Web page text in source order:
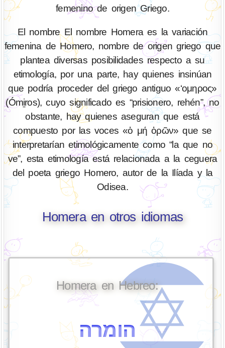
femenino de origen Griego.
El nombre El nombre Homera es la variación
femenina de Homero, nombre de origen griego que
plantea diversas posibilidades respecto a su
etimología, por una parte, hay quienes insinúan
que podría proceder del griego antiguo «‘ομηρος»
(Ómi̱ros), cuyo significado es “prisionero, rehén”, no
obstante, hay quienes aseguran que está
compuesto por las voces «ὁ μή ὁρῶν» que se
interpretarían etimológicamente como “la que no
ve”, esta etimología está relacionada a la ceguera
del poeta griego Homero, autor de la Ilíada y la
Odisea.
Homera en otros idiomas
Homera en Hebreo:
הומרה